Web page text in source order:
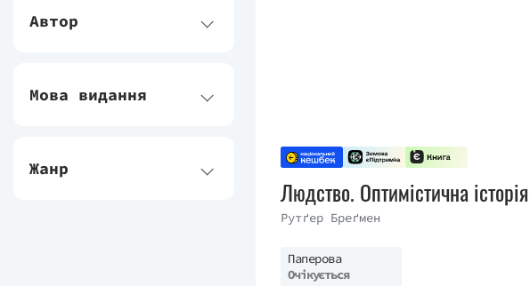
Автор
Мова видання
Жанр
Людство. Оптимістична історія
Рутґер Бреґмен
Паперова
Очікується